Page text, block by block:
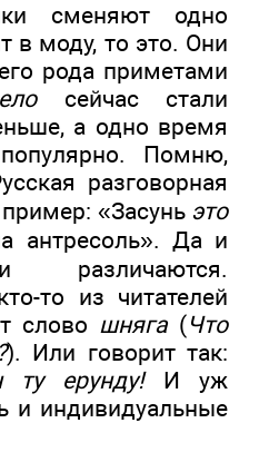
сменяют одно
в моду, то это. Они
рода приметами
сейчас стали
а одно время
Помню,
разговорная
«Засунь это
антресоль». Да и
различаются.
то из читателей
слово шняга (Что
). Или говорит так:
ерунду!И уж
и индивидуальные